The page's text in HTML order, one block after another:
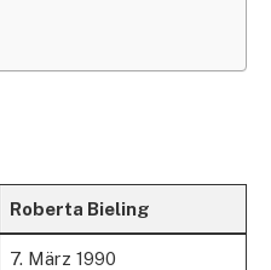
Roberta Bieling
7. März 1990